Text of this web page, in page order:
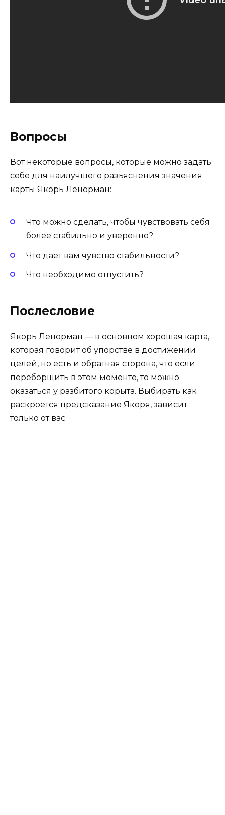
Вопросы
Вот некоторые вопросы, которые можно задать
себе для наилучшего разъяснения значения
карты Якорь Ленорман:
Что можно сделать, чтобы чувствовать себя
более стабильно и уверенно?
Что дает вам чувство стабильности?
Что необходимо отпустить?
Послесловие
Якорь Ленорман — в основном хорошая карта,
которая говорит об упорстве в достижении
целей, но есть и обратная сторона, что если
переборщить в этом моменте, то можно
оказаться у разбитого корыта. Выбирать как
раскроется предсказание Якоря, зависит
только от вас.